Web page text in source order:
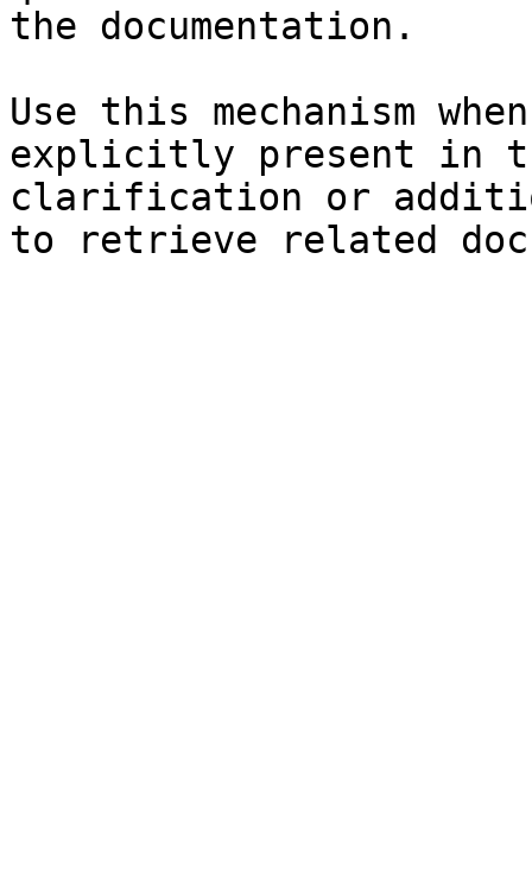
the documentation.
Use this mechanism
explicitly present in
clarification or